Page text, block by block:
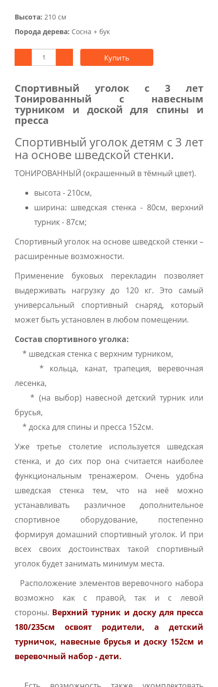
Высота: 210 см
Порода дерева: Сосна + бук
Купить
Спортивный уголок с 3 лет
Тонированный с навесным
турником и доской для спины и
пресса
Спортивный уголок детям с 3 лет
на основе шведской стенки.
ТОНИРОВАННЫЙ (окрашенный в тёмный цвет).
высота - 210см,
ширина: шведская стенка - 80см, верхний
турник - 87см;
Спортивный уголок на основе шведской стенки –
расширенные возможности.
Применение буковых перекладин позволяет
выдерживать нагрузку до 120 кг. Это самый
универсальный спортивный снаряд, который
может быть установлен в любом помещении.
Состав спортивного уголка:
* шведская стенка с верхним турником,
* кольца, канат, трапеция, веревочная
лесенка,
* (на выбор) навесной детский турник или
брусья,
* доска для спины и пресса 152см.
Уже третье столетие используется шведская
стенка, и до сих пор она считается наиболее
функциональным тренажером. Очень удобна
шведская стенка тем, что на неё можно
устанавливать различное дополнительное
спортивное оборудование, постепенно
формируя домашний спортивный уголок. И при
всех своих достоинствах такой спортивный
уголок будет занимать минимум места.
Расположение элементов веревочного набора
возможно как с правой, так и с левой
стороны. Верхний турник и доску для пресса
180/235см освоят родители, а детский
турничок, навесные брусья и доску 152см и
веревочный набор - дети.